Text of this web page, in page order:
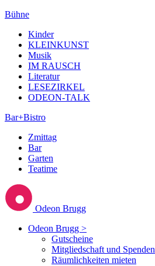
Bühne
Kinder
KLEINKUNST
Musik
IM RAUSCH
Literatur
LESEZIRKEL
ODEON-TALK
Bar+Bistro
Zmittag
Bar
Garten
Teatime
Odeon Brugg
Odeon Brugg >
Gutscheine
Mitgliedschaft und Spenden
Räumlichkeiten mieten